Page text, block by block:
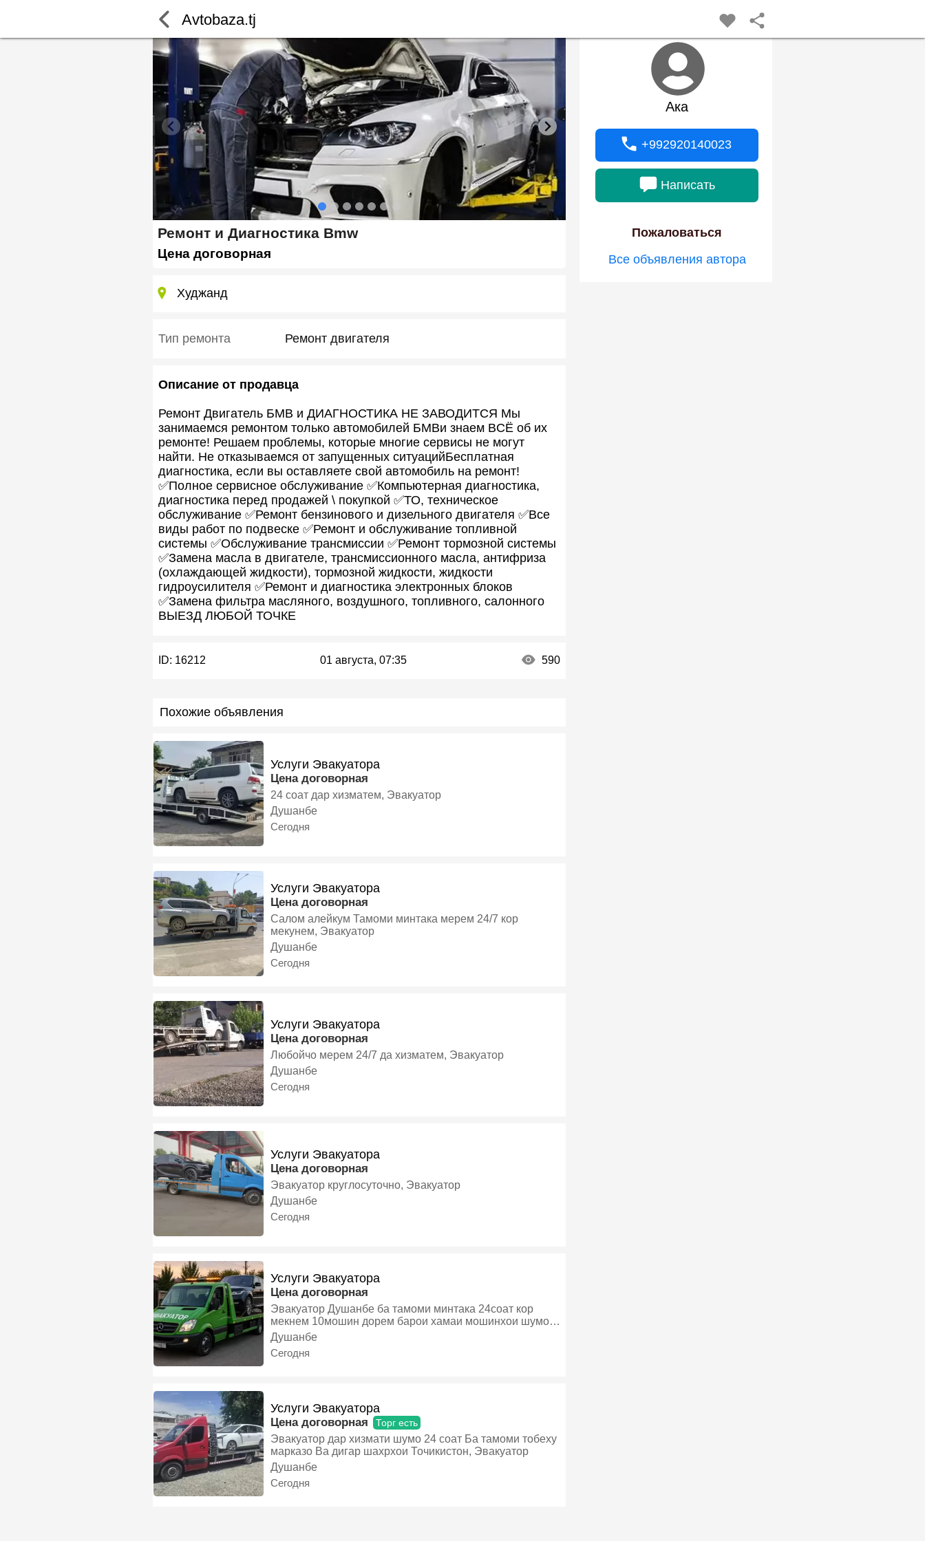
Ремонт и Диагностика Bmw
Цена договорная
Ака
+992920140023
Написать
Пожаловаться
Все объявления автора
Худжанд
Тип ремонта Ремонт двигателя
Описание от продавца
Ремонт Двигатель БМВ и ДИАГНОСТИКА НЕ ЗАВОДИТСЯ Mы
занимaeмcя peмонтом только автомобилей БMBи знaeм ВCЁ oб иx
ремoнте! Решаем проблемы, которые многие сервисы не могут
найти. Не отказываемся от запущенных ситуацийБесплатная
диагностика, если вы оставляете свой автомобиль на ремонт!
✅Полное сервисное обслуживание ✅Компьютерная диагностика,
диагностика перед продажей \ покупкой ✅ТО, техническое
обслуживание ✅Ремонт бензинового и дизельного двигателя ✅Все
виды работ по подвеске ✅Ремонт и обслуживание топливной
системы ✅Обслуживание трансмиссии ✅Ремонт тормозной системы
✅Замена масла в двигателе, трансмиссионного масла, антифриза
(охлаждающей жидкости), тормозной жидкости, жидкости
гидроусилителя ✅Ремонт и диагностика электронных блоков
✅Замена фильтра масляного, воздушного, топливного, салонного
ВЫЕЗД ЛЮБОЙ ТОЧКЕ
ID: 16212 01 августа, 07:35 590
Avtobaza.tj
Похожие объявления
Услуги Эвакуатора
Цена договорная
24 соат дар хизматем, Эвакуатор
Душанбе
Сегодня
Услуги Эвакуатора
Цена договорная
Салом алейкум Тамоми минтака мерем 24/7 кор
мекунем, Эвакуатор
Душанбе
Сегодня
Услуги Эвакуатора
Цена договорная
Любойчо мерем 24/7 да хизматем, Эвакуатор
Душанбе
Сегодня
Услуги Эвакуатора
Цена договорная
Эвакуатор круглосуточно, Эвакуатор
Душанбе
Сегодня
Услуги Эвакуатора
Цена договорная
Эвакуатор Душанбе ба тамоми минтака 24соат кор
мекнем 10мошин дорем барои хамаи мошинхои шумо
Эвакуатор дорем, Эвакуатор
Душанбе
Сегодня
Услуги Эвакуатора
Цена договорная Торг есть
Эвакуатор дар хизмати шумо 24 соат Ба тамоми тобеху
марказо Ва дигар шахрхои Точикистон, Эвакуатор
Душанбе
Сегодня